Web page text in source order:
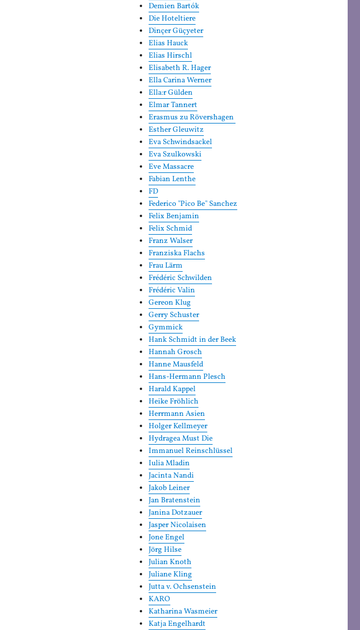
Demien Bartók
Die Hoteltiere
Dinçer Güçyeter
Elias Hauck
Elias Hirschl
Elisabeth R. Hager
Ella Carina Werner
Ella:r Gülden
Elmar Tannert
Erasmus zu Rövershagen
Esther Gleuwitz
Eva Schwindsackel
Eva Szulkowski
Eve Massacre
Fabian Lenthe
FD
Federico "Pico Be" Sanchez
Felix Benjamin
Felix Schmid
Franz Walser
Franziska Flachs
Frau Lärm
Frédéric Schwilden
Frédéric Valin
Gereon Klug
Gerry Schuster
Gymmick
Hank Schmidt in der Beek
Hannah Grosch
Hanne Mausfeld
Hans-Hermann Plesch
Harald Kappel
Heike Fröhlich
Herrmann Asien
Holger Kellmeyer
Hydragea Must Die
Immanuel Reinschlüssel
Iulia Mladin
Jacinta Nandi
Jakob Leiner
Jan Bratenstein
Janina Dotzauer
Jasper Nicolaisen
Jone Engel
Jörg Hilse
Julian Knoth
Juliane Kling
Jutta v. Ochsenstein
KARO
Katharina Wasmeier
Katja Engelhardt